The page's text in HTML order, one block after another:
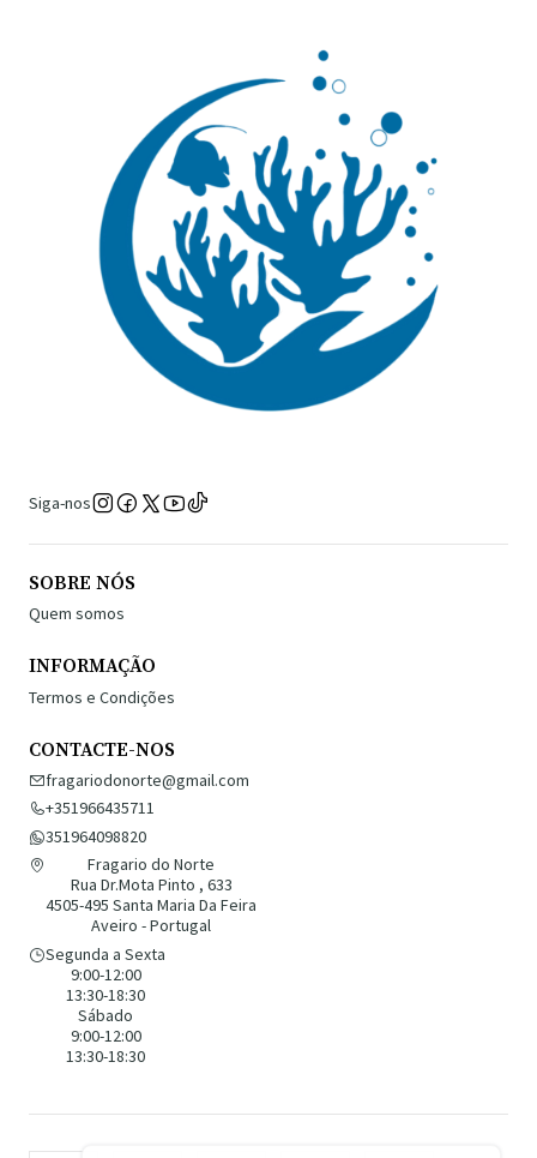
Siga-nos
SOBRE NÓS
Quem somos
INFORMAÇÃO
Termos e Condições
CONTACTE-NOS
fragariodonorte@gmail.com
+351966435711
351964098820
Fragario do Norte
Rua Dr.Mota Pinto , 633
4505-495 Santa Maria Da Feira
Aveiro - Portugal
Segunda a Sexta
9:00-12:00
13:30-18:30
Sábado
9:00-12:00
13:30-18:30